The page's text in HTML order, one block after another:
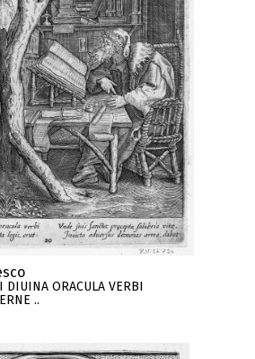
DIUINA ORACULA VERBI
..